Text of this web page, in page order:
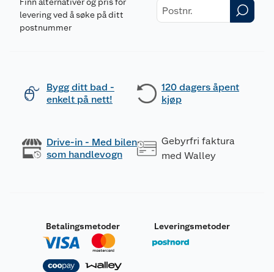
levering ved å søke på ditt
postnummer
Bygg ditt bad -
enkelt på nett!
120 dagers åpent
kjøp
Drive-in - Med bilen
som handlevogn
Gebyrfri faktura
med Walley
Betalingsmetoder Leveringsmetoder